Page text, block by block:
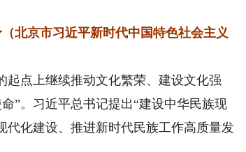
京市习近平新时代中国特色社会主义
点上继续推动文化繁荣、建设文化强
”。习近平总书记提出“建设中华民族现
代化建设、推进新时代民族工作高质量发